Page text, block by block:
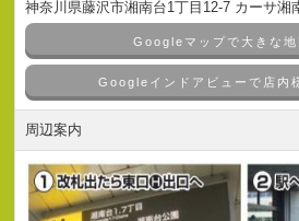
神奈川県藤沢市湘南台1丁目12-7 カーサ湘
Googleマップで大きな地
Googleインドアビューで店内
周辺案内